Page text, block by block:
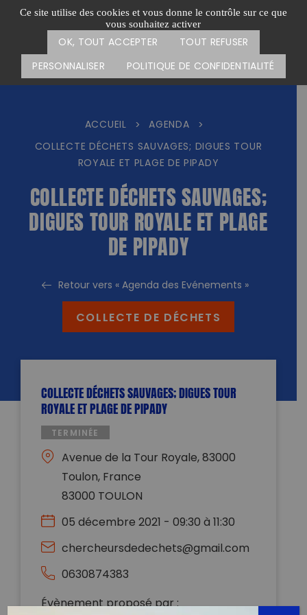
Ce site utilise des cookies et vous donne le contrôle sur ce que
vous souhaitez activer
OK, TOUT ACCEPTER
TOUT REFUSER
PERSONNALISER
POLITIQUE DE CONFIDENTIALITÉ
Passer
Menu
CARTE DES ACTIONS FAIRE UN DON
ACCUEIL > AGENDA
>
COLLECTE DÉCHETS SAUVAGES; DIGUES TOUR
ROYALE ET PLAGE DE PIPADY
COLLECTE DÉCHETS SAUVAGES;
DIGUES TOUR ROYALE ET PLAGE
DE PIPADY
Retour vers « Agenda des Evénements »
COLLECTE DE DÉCHETS
COLLECTE DÉCHETS SAUVAGES; DIGUES TOUR
ROYALE ET PLAGE DE PIPADY
TERMINÉE
Avenue de la Tour Royale, 83000
Toulon, France
83000 TOULON
05 décembre 2021 - 09:30 à 11:30
chercheursdedechets@gmail.com
0630874383
Évènement proposé par :